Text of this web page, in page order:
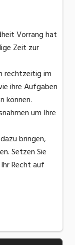
Vorrang hat
Zeit zur
rechtzeitig im
ihre Aufgaben
können.
um Ihre
bringen,
Setzen Sie
Recht auf